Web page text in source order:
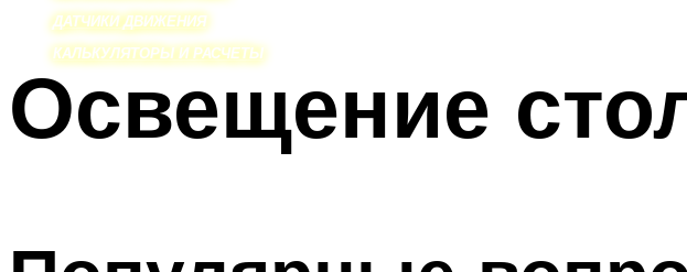
ДАТЧИКИ ДВИЖЕНИЯ
КАЛЬКУЛЯТОРЫ И РАСЧЕТЫ
Меню
Освещение